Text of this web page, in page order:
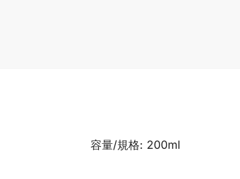
容量/規格: 200ml